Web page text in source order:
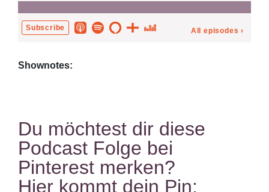
Shownotes:
Du möchtest dir diese
Podcast Folge bei
Pinterest merken?
Hier kommt dein Pin: